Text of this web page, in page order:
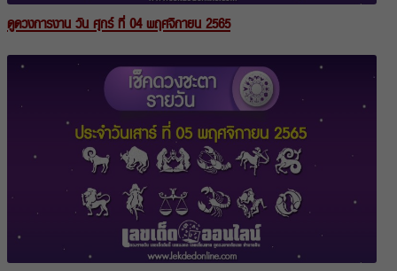
ดูดวงการงาน วัน ศุกร์ ที่ 04 พฤศจิกายน 2565